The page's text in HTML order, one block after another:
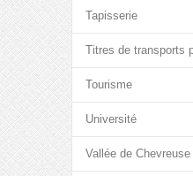
Tapisserie
Titres de transports
Tourisme
Université
Vallée de Chevreuse